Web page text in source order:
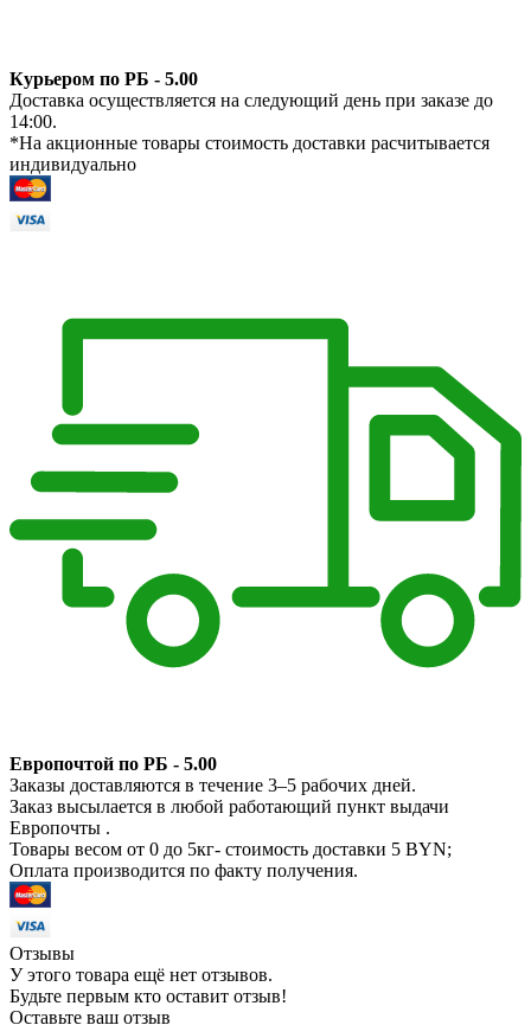
Курьером по РБ - 5.00
Доставка осуществляется на следующий день при заказе до
14:00.
*На акционные товары стоимость доставки расчитывается
индивидуально
Европочтой по РБ - 5.00
Заказы доставляются в течение 3–5 рабочих дней.
Заказ высылается в любой работающий пункт выдачи
Европочты .
Товары весом от 0 до 5кг- стоимость доставки 5 BYN;
Оплата производится по факту получения.
Отзывы
У этого товара ещё нет отзывов.
Будьте первым кто оставит отзыв!
Оставьте ваш отзыв